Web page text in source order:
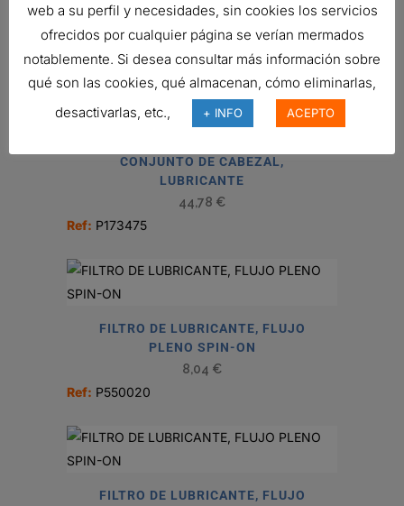
FILTRO DE LUBRICANTE, FLUJO
PLENO SPIN-ON
10,13€
Ref:P502060
CONJUNTO DE CABEZAL,
LUBRICANTE
44,78 €
Ref: P173475
FILTRO DE LUBRICANTE, FLUJO
PLENO SPIN-ON
8,04 €
Ref: P550020
FILTRO DE LUBRICANTE, FLUJO
web a su perfil y necesidades, sin cookies los servicios
ofrecidos por cualquier página se verían mermados
notablemente. Si desea consultar más información sobre
qué son las cookies, qué almacenan, cómo eliminarlas,
desactivarlas, etc.,
+ INFO ACEPTO